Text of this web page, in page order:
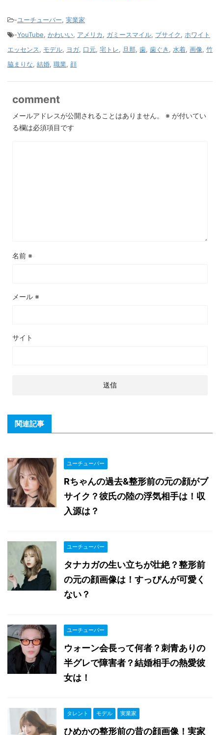
-ユーチューバー, 実業家
-YouTube, かわいい, アメリカ, ガミースマイル, ブサイク, ホワイト
エッセンス, モデル, ヨガ, 口元, 宅トレ, 旦那, 歯, 歯ぐき , 水着, 画像, 竹
脇まりな, 結婚, 職業, 顔
comment
メールアドレスが公開されることはありません。 ※ が付いてい
る欄は必須項目です
名前 ※
メール ※
サイト
関連記事
ユーチューバー
Rちゃんの過去&整形前の元の顔がブ
サイク？彼氏の陸の浮気相手は！収
入源は？
ユーチューバー
タナカガの生い立ちが壮絶？整形前
の元の顔画像は！すっぴんが可愛く
ない？
ユーチューバー
ウォーン会長って何者？刺青ありの
半グレで障害者？結婚相手の熱愛彼
女は！
タレント モデル 実業家
ひめかの整形前の昔の顔画像！実家